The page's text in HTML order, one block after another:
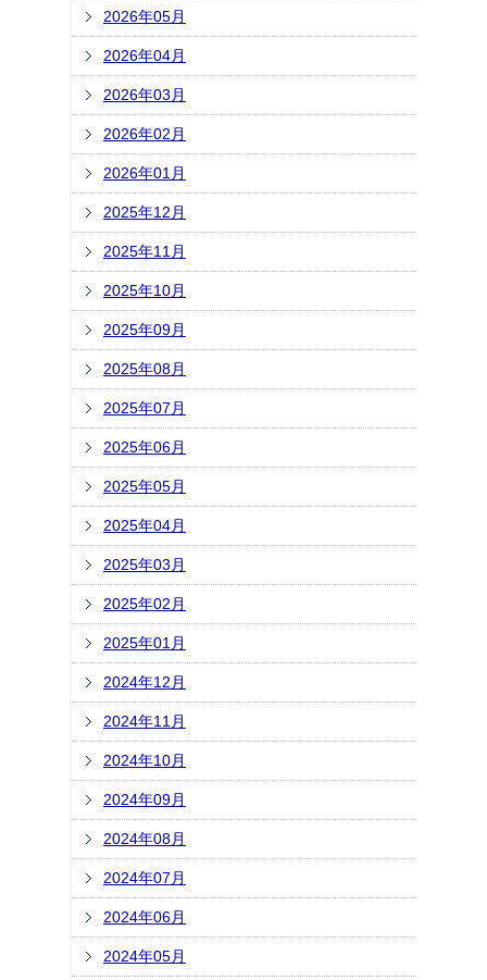
2026年05月
2026年04月
2026年03月
2026年02月
2026年01月
2025年12月
2025年11月
2025年10月
2025年09月
2025年08月
2025年07月
2025年06月
2025年05月
2025年04月
2025年03月
2025年02月
2025年01月
2024年12月
2024年11月
2024年10月
2024年09月
2024年08月
2024年07月
2024年06月
2024年05月